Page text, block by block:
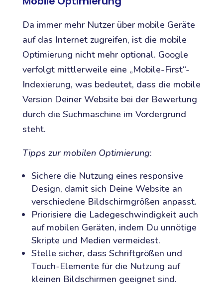
Da immer mehr Nutzer über mobile Geräte
auf das Internet zugreifen, ist die mobile
Optimierung nicht mehr optional. Google
verfolgt mittlerweile eine „Mobile-First“-
Indexierung, was bedeutet, dass die mobile
Version Deiner Website bei der Bewertung
durch die Suchmaschine im Vordergrund
steht.
Tipps zur mobilen Optimierung:
Sichere die Nutzung eines responsive
Design, damit sich Deine Website an
verschiedene Bildschirmgrößen anpasst.
Priorisiere die Ladegeschwindigkeit auch
auf mobilen Geräten, indem Du unnötige
Skripte und Medien vermeidest.
Stelle sicher, dass Schriftgrößen und
Touch-Elemente für die Nutzung auf
kleinen Bildschirmen geeignet sind.